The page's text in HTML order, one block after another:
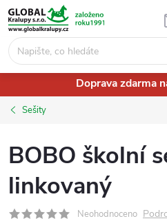
Přejít
na
obsah
Doprava zdarma
Sešity
BOBO školní
linkovaný
Neohodnoceno